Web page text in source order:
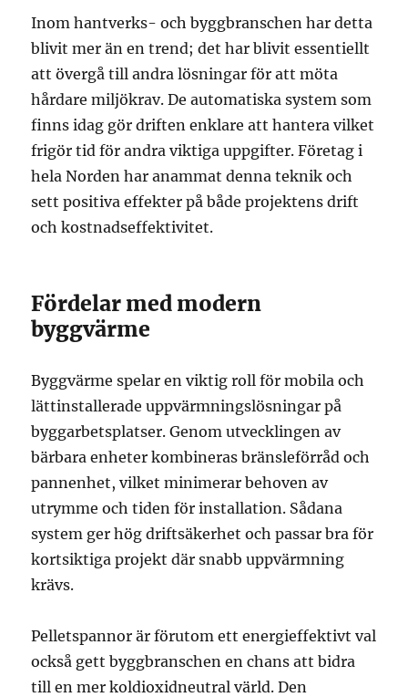
Inom hantverks- och byggbranschen har detta
blivit mer än en trend; det har blivit essentiellt
att övergå till andra lösningar för att möta
hårdare miljökrav. De automatiska system som
finns idag gör driften enklare att hantera vilket
frigör tid för andra viktiga uppgifter. Företag i
hela Norden har anammat denna teknik och
sett positiva effekter på både projektens drift
och kostnadseffektivitet.
Fördelar med modern
byggvärme
Byggvärme spelar en viktig roll för mobila och
lättinstallerade uppvärmningslösningar på
byggarbetsplatser. Genom utvecklingen av
bärbara enheter kombineras bränsleförråd och
pannenhet, vilket minimerar behoven av
utrymme och tiden för installation. Sådana
system ger hög driftsäkerhet och passar bra för
kortsiktiga projekt där snabb uppvärmning
krävs.
Pelletspannor är förutom ett energieffektivt val
också gett byggbranschen en chans att bidra
till en mer koldioxidneutral värld. Den